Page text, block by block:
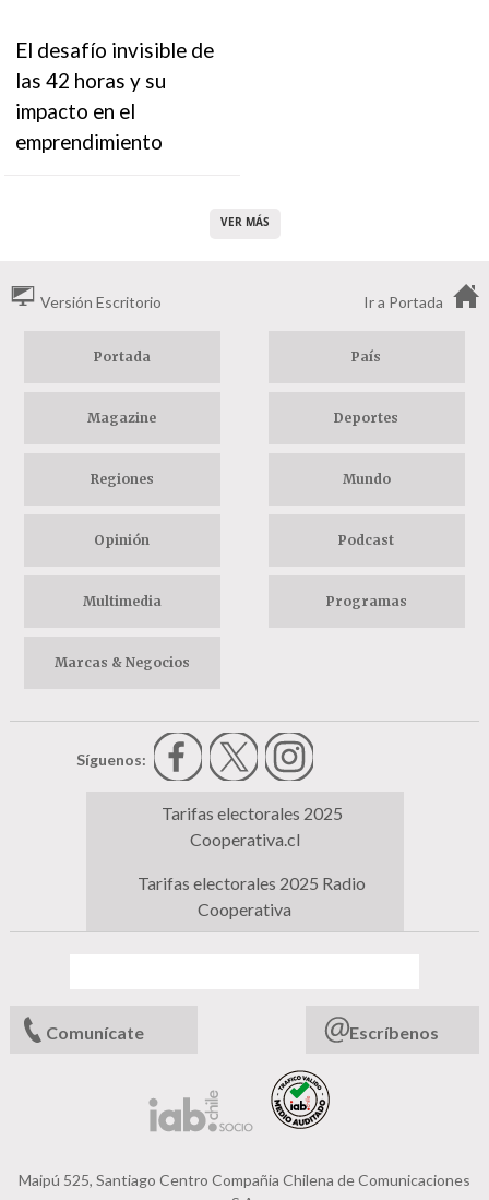
El desafío invisible de
las 42 horas y su
impacto en el
emprendimiento
VER MÁS
Versión Escritorio Ir a Portada
Portada País
Magazine Deportes
Regiones Mundo
Opinión Podcast
Multimedia Programas
Marcas & Negocios
Síguenos:
Tarifas electorales 2025
Cooperativa.cl
Tarifas electorales 2025 Radio
Cooperativa
Comunícate Escríbenos
Maipú 525, Santiago Centro Compañia Chilena de Comunicaciones